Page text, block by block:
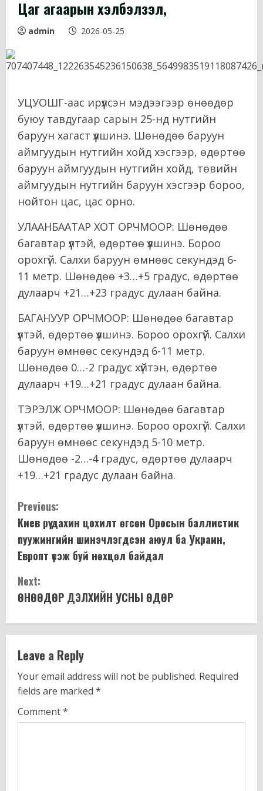
Цаг агаарын хэлбэлзэл,
admin 2026-05-25
УЦУОШГ-аас ирүүлсэн мэдээгээр өнөөдөр
буюу тавдугаар сарын 25-нд нутгийн
баруун хагаст үүлшинэ. Шөнөдөө баруун
аймгуудын нутгийн хойд хэсгээр, өдөртөө
баруун аймгуудын нутгийн хойд, төвийн
аймгуудын нутгийн баруун хэсгээр бороо,
нойтон цас, цас орно.
УЛААНБААТАР ХОТ ОРЧМООР: Шөнөдөө
багавтар үүлтэй, өдөртөө үүлшинэ. Бороо
орохгүй. Салхи баруун өмнөөс секундэд 6-
11 метр. Шөнөдөө +3…+5 градус, өдөртөө
дулаарч +21…+23 градус дулаан байна.
БАГАНУУР ОРЧМООР: Шөнөдөө багавтар
үүлтэй, өдөртөө үүлшинэ. Бороо орохгүй. Салхи
баруун өмнөөс секундэд 6-11 метр.
Шөнөдөө 0…-2 градус хүйтэн, өдөртөө
дулаарч +19…+21 градус дулаан байна.
ТЭРЭЛЖ ОРЧМООР: Шөнөдөө багавтар
үүлтэй, өдөртөө үүлшинэ. Бороо орохгүй. Салхи
баруун өмнөөс секундэд 5-10 метр.
Шөнөдөө -2…-4 градус, өдөртөө дулаарч
+19…+21 градус дулаан байна.
C
o
n
t
i
n
u
e
R
e
Previous:
Киев рүү дахин цохилт өгсөн Оросын баллистик
пуужингийн шинэчлэгдсэн аюул ба Украин,
Европт үүсэж буй нөхцөл байдал
Next:
ӨНӨӨДӨР ДЭЛХИЙН УСНЫ ӨДӨР
Leave a Reply
Your email address will not be published. Required
fields are marked *
Comment*